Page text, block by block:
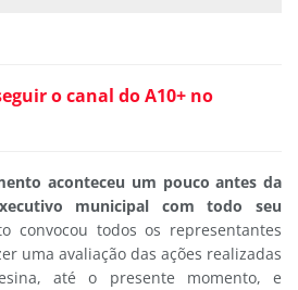
o canal do A10+ no
aconteceu um pouco antes da
municipal com todo seu
convocou todos os representantes
uma avaliação das ações realizadas
até o presente momento, e